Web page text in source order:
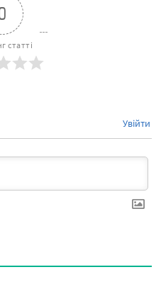
статті
Увійти